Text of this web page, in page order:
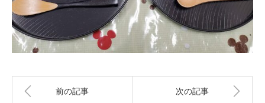
前の記事 次の記事